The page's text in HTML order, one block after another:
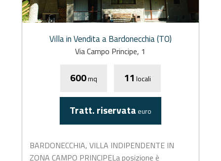
Villa in Vendita a Bardonecchia (TO)
Via Campo Principe, 1
600mq 11 locali
Tratt. riservata euro
BARDONECCHIA, VILLA INDIPENDENTE IN
ZONA CAMPO PRINCIPELa posizione è